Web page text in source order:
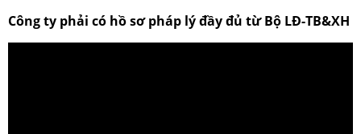
Công ty phải có hồ sơ pháp lý đầy đủ từ Bộ LĐ-TB&XH